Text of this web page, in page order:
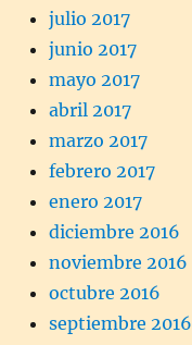
julio 2017
junio 2017
mayo 2017
abril 2017
marzo 2017
febrero 2017
enero 2017
diciembre 2016
noviembre 2016
octubre 2016
septiembre 2016